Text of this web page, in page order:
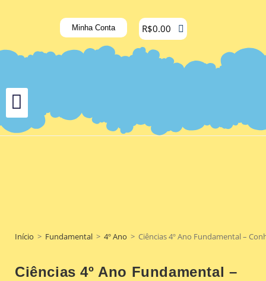
Minha Conta R$0.00
Início > Fundamental > 4º Ano > Ciências 4º Ano Fundamental –
Ciências 4º Ano Fundamental –